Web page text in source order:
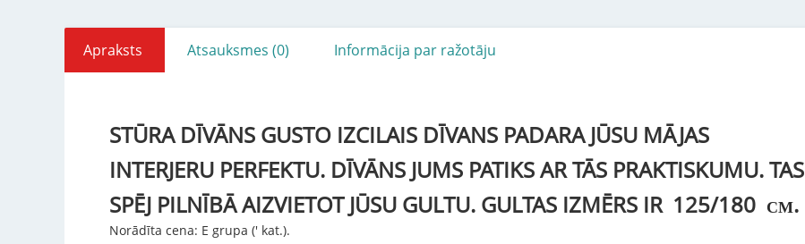
Apraksts
STŪRA DĪVĀNS GUSTO IZCILAIS DĪVANS PADARA JŪSU MĀJAS
INTERJERU PERFEKTU. DĪVĀNS JUMS PATIKS AR TĀS PRAKTISKUMU. TAS
SPĒJ PILNĪBĀ AIZVIETOT JŪSU GULTU. GULTAS IZMĒRS IR 125/180 CM.
Norādīta cena: E grupa (' kat.).
Atsauksmes (0) Informācija par ražotāju